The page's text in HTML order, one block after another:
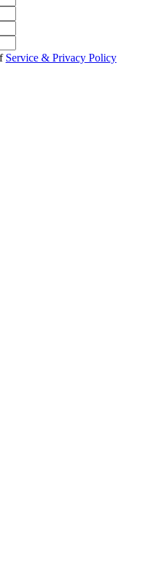
Service & Privacy Policy